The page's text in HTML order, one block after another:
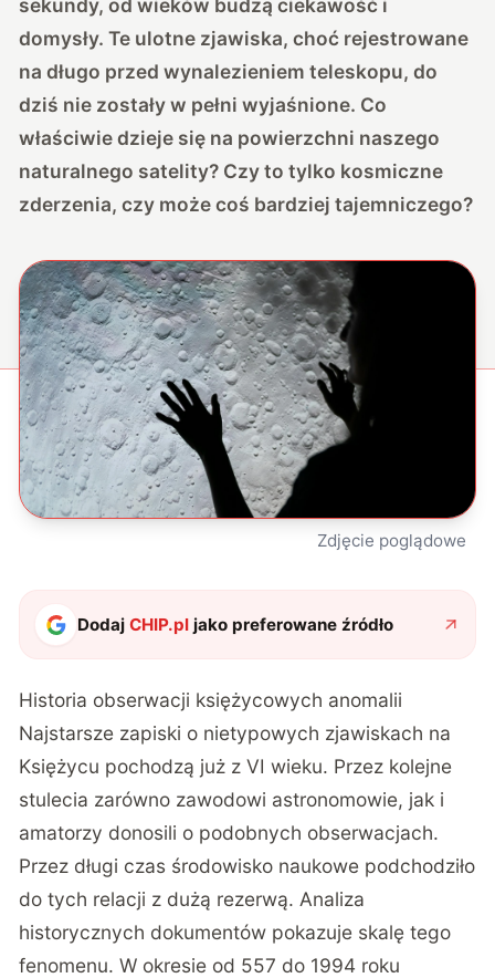
sekundy, od wieków budzą ciekawość i
domysły. Te ulotne zjawiska, choć rejestrowane
na długo przed wynalezieniem teleskopu, do
dziś nie zostały w pełni wyjaśnione. Co
właściwie dzieje się na powierzchni naszego
naturalnego satelity? Czy to tylko kosmiczne
zderzenia, czy może coś bardziej tajemniczego?
Zdjęcie poglądowe
DodajCHIP.pl jako preferowane źródło
Historia obserwacji księżycowych anomalii
Najstarsze zapiski o nietypowych zjawiskach na
Księżycu pochodzą już z VI wieku. Przez kolejne
stulecia zarówno zawodowi astronomowie, jak i
amatorzy donosili o podobnych obserwacjach.
Przez długi czas środowisko naukowe podchodziło
do tych relacji z dużą rezerwą. Analiza
historycznych dokumentów pokazuje skalę tego
fenomenu. W okresie od 557 do 1994 roku